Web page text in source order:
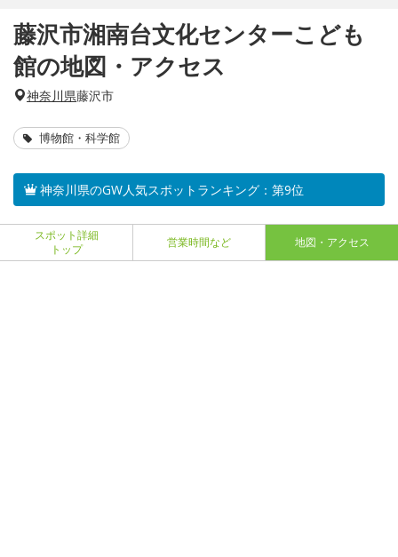
藤沢市湘南台文化センターこども
館の地図・アクセス
神奈川県藤沢市
博物館・科学館
神奈川県のGW人気スポットランキング：第9位
スポット詳細
トップ
営業時間など 地図・アクセス